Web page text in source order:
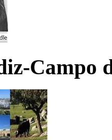
Campo